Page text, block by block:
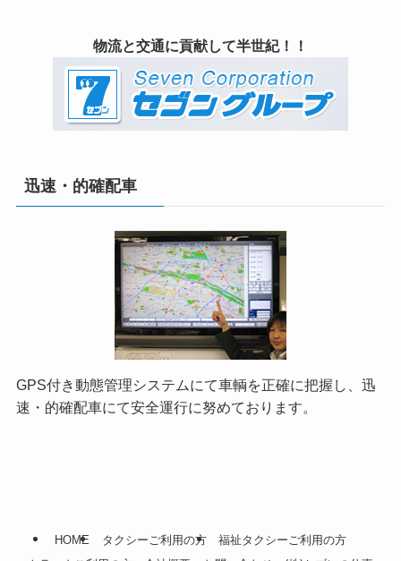
物流と交通に貢献して半世紀！！
迅速・的確配車
GPS付き動態管理システムにて車輌を正確に把握し、迅
速・的確配車にて安全運行に努めております。
HOME タクシーご利用の方
福祉タクシーご利用の方